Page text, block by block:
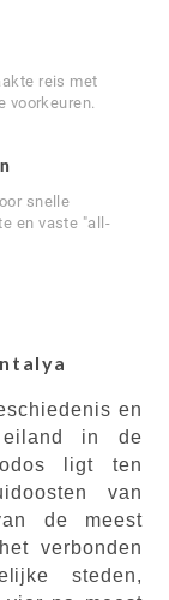
reis met
voorkeuren.
snelle
en vaste "all-
en
eiland in de
ligt ten
van
de meest
verbonden
steden,